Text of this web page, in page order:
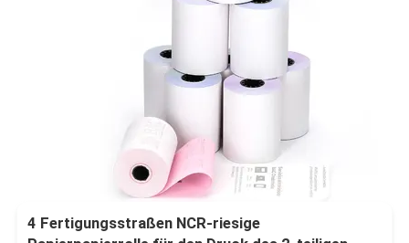
4 Fertigungsstraßen NCR-riesige